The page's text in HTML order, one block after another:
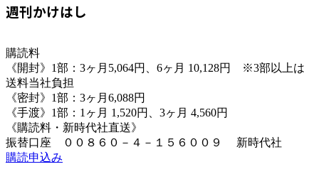
週刊かけはし
購読料
《開封》1部：3ヶ月5,064円、6ヶ月 10,128円 ※3部以上は
送料当社負担
《密封》1部：3ヶ月6,088円
《手渡》1部：1ヶ月 1,520円、3ヶ月 4,560円
《購読料・新時代社直送》
振替口座 ００８６０－４－１５６００９ 新時代社
購読申込み